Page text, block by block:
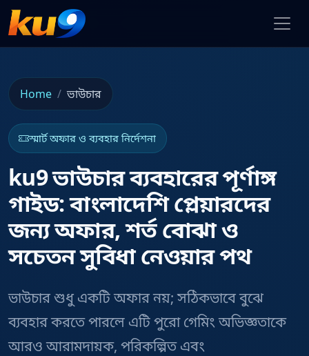
Home ভাউচার
স্মার্ট অফার ও ব্যবহার নির্দেশনা
ku9 ভাউচার ব্যবহারের পূর্ণাঙ্গ
গাইড: বাংলাদেশি প্লেয়ারদের
জন্য অফার, শর্ত বোঝা ও
সচেতন সুবিধা নেওয়ার পথ
ভাউচার শুধু একটি অফার নয়; সঠিকভাবে বুঝে
ব্যবহার করতে পারলে এটি পুরো গেমিং অভিজ্ঞতাকে
আরও আরামদায়ক, পরিকল্পিত এবং